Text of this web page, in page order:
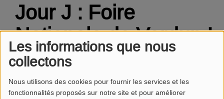
Les informations que nous
collectons
Nous utilisons des cookies pour fournir les services et les
fonctionnalités proposés sur notre site et pour améliorer
Jour J : Foire
Nationale de Verdun !